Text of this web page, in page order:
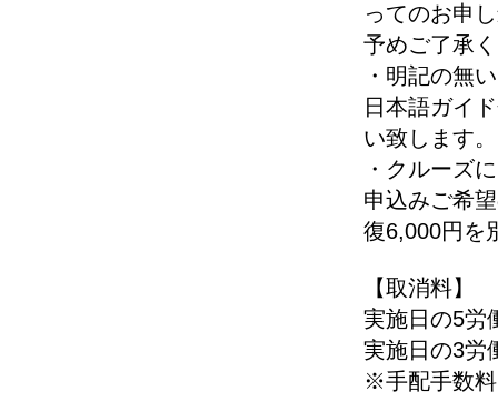
ってのお申
予めご了承
・明記の無
日本語ガイ
い致します。
・クルーズ
申込みご希
復6,000円を
【取消料】
実施日の5
実施日の3労
※手配手数